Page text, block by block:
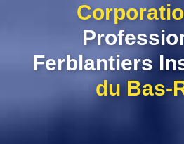
Ferblantiers
du Bas-